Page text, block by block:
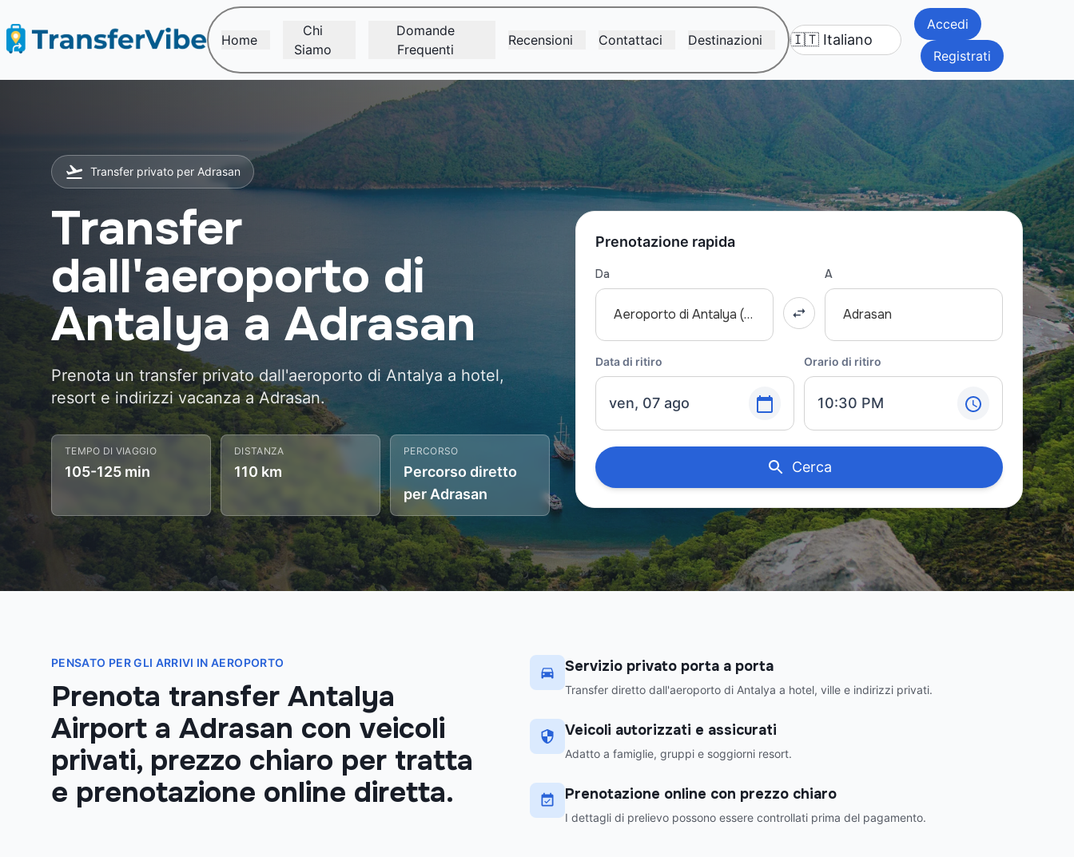
Home
Chi
Siamo
Domande
Frequenti
Recensioni Contattaci Destinazioni
Accedi
Registrati
Transfer privato per Adrasan
Transfer
dall'aeroporto di
Antalya a Adrasan
Prenota un transfer privato dall'aeroporto di Antalya a hotel,
resort e indirizzi vacanza a Adrasan.
TEMPO DI VIAGGIO
105-125 min
DISTANZA
110 km
PERCORSO
Percorso diretto
per Adrasan
Prenotazione rapida
Da
Aeroporto di Antalya (AYT)
A
Adrasan
Data di ritiro
ven, 07 ago
Orario di ritiro
10:30 PM
Cerca
PENSATO PER GLI ARRIVI IN AEROPORTO
Prenota transfer Antalya
Airport a Adrasan con veicoli
privati, prezzo chiaro per tratta
e prenotazione online diretta.
Servizio privato porta a porta
Transfer diretto dall'aeroporto di Antalya a hotel, ville e indirizzi privati.
Veicoli autorizzati e assicurati
Adatto a famiglie, gruppi e soggiorni resort.
Prenotazione online con prezzo chiaro
I dettagli di prelievo possono essere controllati prima del pagamento.